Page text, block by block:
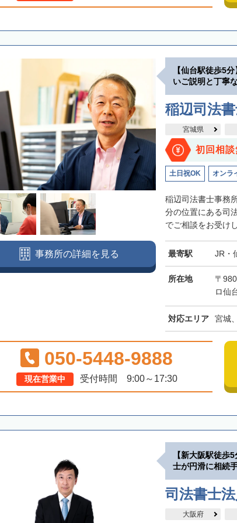
【仙台駅徒歩5
いご説明と丁寧
稲辺司法
宮城県
初回相
土日祝OK オンラ
稲辺司法書士事務
分の位置にある司
でご相談をお受け
最寄駅 JR・
所在地
〒
ロ仙
対応エリア 宮城
事務所の詳細を見る
050-5448-9888
現在営業中 受付時間 9:00～17:30
【新大阪駅徒歩
士が円滑に相続
司法書士
大阪府